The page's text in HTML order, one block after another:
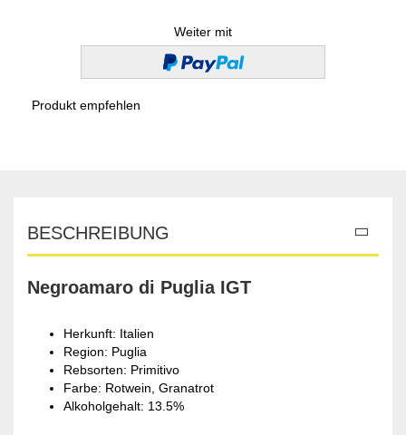
Weiter mit
Produkt empfehlen
BESCHREIBUNG
Negroamaro di Puglia IGT
Herkunft: Italien
Region: Puglia
Rebsorten: Primitivo
Farbe: Rotwein, Granatrot
Alkoholgehalt: 13.5%